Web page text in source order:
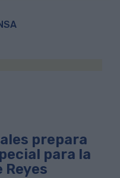
prepara
para la
Reyes